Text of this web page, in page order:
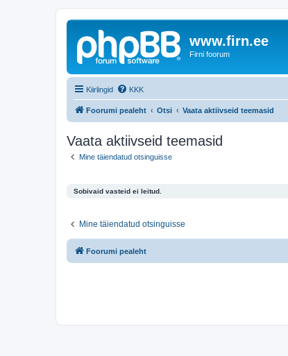
www.firn.ee
Firni foorum
Kiirlingid KKK
Foorumi pealeht Otsi Vaata aktiivseid teemasid
Vaata aktiivseid teemasid
Mine täiendatud otsinguisse
Sobivaid vasteid ei leitud.
Mine täiendatud otsinguisse
Foorumi pealeht